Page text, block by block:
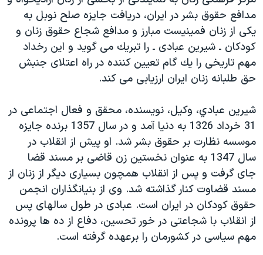
فرهنگ و زندگی
حقوق شهروندی
اقتصادی
علم و فناوری
گالری عکس
آرشیو پخش زنده
مستندها
انتخابات ریاست جمهوری آمریکا ۲۰۲۴
حمله جمهوری اسلامی به اسرائیل
رمز مهسا
اعتراضات زن، زندگی، آزادی
مجموعه مستندهای دادخواهی
تریبونال مردمی آبان ۹۸
دادگاه حمید نوری
چهل سال گروگان‌گیری
قانون شفافیت دارائی کادر رهبری ایران
اعتراضات مردمی آبان ۹۸
دنبال کنید
مدافع حقوق بشر در ايران، دريافت جايزه صلح نوبل به
يكی از زنان فمينيست مبارز و مدافع شجاع حقوق زنان و
كودكان ـ شيرين عبادی ـ را تبريك می گويد و اين رخداد
مهم تاريخی را يك گام تعيين كننده در راه اعتلای جنبش
حق طلبانه زنان ايران ارزيابی می كند.
شيرين عبادي، وكيل، نويسنده، محقق و فعال اجتماعی در
31 خرداد 1326 به دنيا آمد و در سال 1357 برنده جايزه
موسسه نظارت بر حقوق بشر شد. او پيش از انقلاب در
سال 1347 به عنوان نخستين زن قاضی بر مسند قضا
جای گرفت و پس از انقلاب همچون بسياری ديگر از زنان از
مسند قضاوت كنار گذاشته شد. وی از بنيانگذاران انجمن
حقوق كودكان در ايران است. عبادی در طول سالهای پس
از انقلاب با شجاعتی در خور تحسين، دفاع از ده ها پرونده
مهم سياسی در كشورمان را برعهده گرفته است.